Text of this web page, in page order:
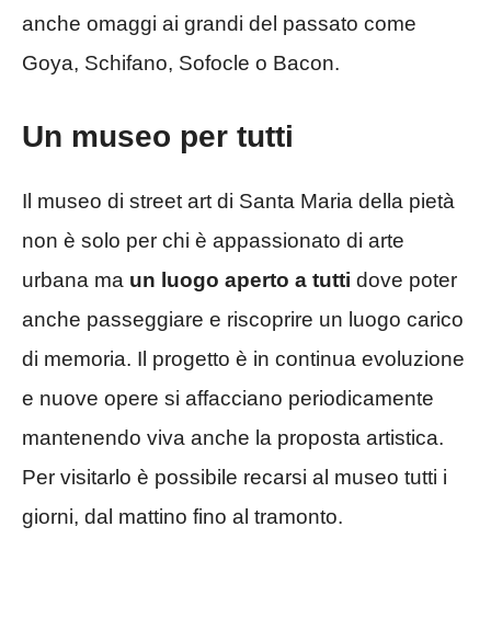
anche omaggi ai grandi del passato come
Goya, Schifano, Sofocle o Bacon.
Un museo per tutti
Il museo di street art di Santa Maria della pietà
non è solo per chi è appassionato di arte
urbana ma un luogo aperto a tutti dove poter
anche passeggiare e riscoprire un luogo carico
di memoria. Il progetto è in continua evoluzione
e nuove opere si affacciano periodicamente
mantenendo viva anche la proposta artistica.
Per visitarlo è possibile recarsi al museo tutti i
giorni, dal mattino fino al tramonto.